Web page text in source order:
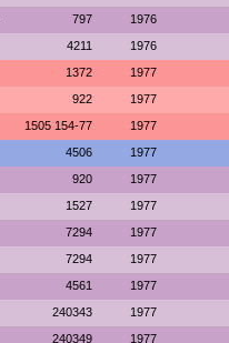
797 1976
4211 1976
1372 1977
922 1977
1505 154-77 1977
4506 1977
920 1977
1527 1977
7294 1977
7294 1977
4561 1977
240343 1977
240349 1977